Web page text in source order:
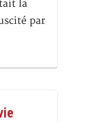
la
par